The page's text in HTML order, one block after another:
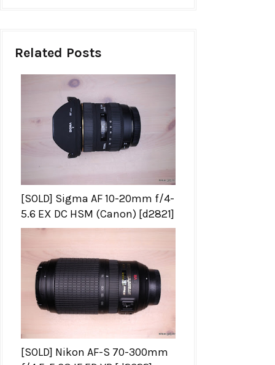
Related Posts
[SOLD] Sigma AF 10-20mm f/4-
5.6 EX DC HSM (Canon) [d2821]
[SOLD] Nikon AF-S 70-300mm